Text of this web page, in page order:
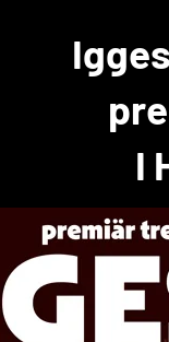
I